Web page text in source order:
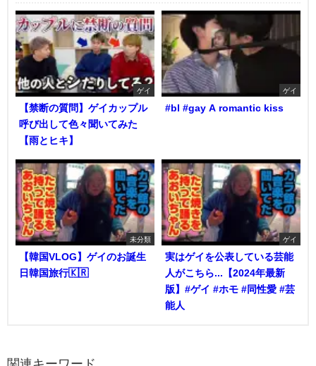
ゲイ
【禁断の質問】ゲイカップル
呼び出して色々聞いてみた
【雨とヒキ】
ゲイ
#bl #gay A romantic kiss
未分類
【韓国VLOG】ゲイのお誕生
日韓国旅行🇰🇷
ゲイ
実はゲイを公表している芸能
人がこちら...【2024年最新
版】#ゲイ #ホモ #同性愛 #芸
能人